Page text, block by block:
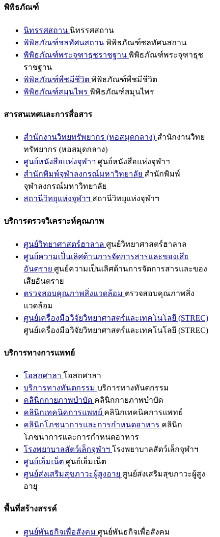
พิพิธภัณฑ์
นิทรรศสถาน นิทรรศสถาน
พิพิธภัณฑ์ชลทัศนสถาน พิพิธภัณฑ์ชลทัศนสถาน
พิพิธภัณฑ์พระจุฑาธุชราชฐาน พิพิธภัณฑ์พระจุฑาธุช
ราชฐาน
พิพิธภัณฑ์พืชมีชีวิต พิพิธภัณฑ์พืชมีชีวิต
พิพิธภัณฑ์สมุนไพร พิพิธภัณฑ์สมุนไพร
สารสนเทศและการสื่อสาร
สำนักงานวิทยทรัพยากร (หอสมุดกลาง) สำนักงานวิทย
ทรัพยากร (หอสมุดกลาง)
ศูนย์หนังสือแห่งจุฬาฯ ศูนย์หนังสือแห่งจุฬาฯ
สำนักพิมพ์จุฬาลงกรณ์มหาวิทยาลัย สำนักพิมพ์
จุฬาลงกรณ์มหาวิทยาลัย
สถานีวิทยุแห่งจุฬาฯ สถานีวิทยุแห่งจุฬาฯ
บริการตรวจวิเคราะห์คุณภาพ
ศูนย์วิทยาศาสตร์ฮาลาล ศูนย์วิทยาศาสตร์ฮาลาล
ศูนย์ความเป็นเลิศด้านการจัดการสารและของเสีย
อันตราย ศูนย์ความเป็นเลิศด้านการจัดการสารและของ
เสียอันตราย
ตรวจสอบคุณภาพสิ่งแวดล้อม ตรวจสอบคุณภาพสิ่ง
แวดล้อม
ศูนย์เครื่องมือวิจัยวิทยาศาสตร์และเทคโนโลยี (STREC)
ศูนย์เครื่องมือวิจัยวิทยาศาสตร์และเทคโนโลยี (STREC)
บริการทางการแพทย์
โอสถศาลา โอสถศาลา
บริการทางทันตกรรม บริการทางทันตกรรม
คลินิกกายภาพบำบัด คลินิกกายภาพบำบัด
คลินิกเทคนิคการแพทย์ คลินิกเทคนิคการแพทย์
คลินิกโภชนาการและการกำหนดอาหาร คลินิก
โภชนาการและการกำหนดอาหาร
โรงพยาบาลสัตว์เล็กจุฬาฯ โรงพยาบาลสัตว์เล็กจุฬาฯ
ศูนย์เอ็มเน็ต ศูนย์เอ็มเน็ต
ศูนย์ส่งเสริมสุขภาวะผู้สูงอายุ ศูนย์ส่งเสริมสุขภาวะผู้สูง
อายุ
พื้นที่สร้างสรรค์
ศูนย์พันธกิจเพื่อสังคม ศูนย์พันธกิจเพื่อสังคม